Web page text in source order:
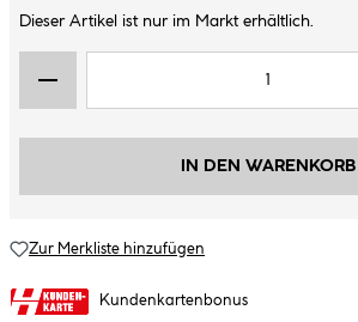
Dieser Artikel ist nur im Markt erhältlich.
IN DEN WARENKORB
Zur Merkliste hinzufügen
Kundenkartenbonus